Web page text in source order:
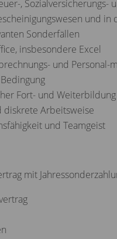
, Sozialversicherungs-
und in
Sonderfällen
insbesondere Excel
und Personal-
Fort- und Weiterbildung
diskrete Arbeitsweise
und Teamgeist
mit